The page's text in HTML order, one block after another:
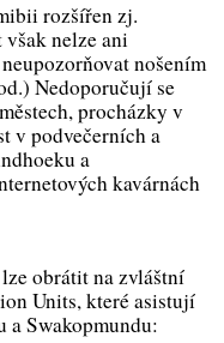
rozšířen zj.
nelze ani
nošením
Nedoporučují se
procházky v
v podvečerních a
a
kavárnách
obrátit na zvláštní
Units, které asistují
a Swakopmundu: